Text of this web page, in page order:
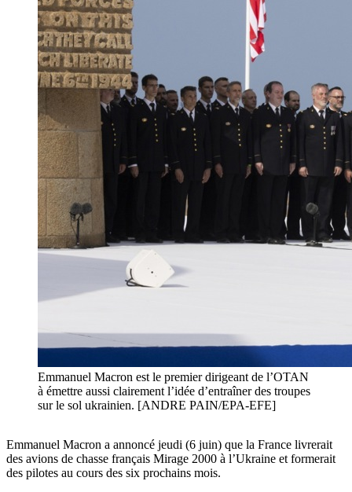
Emmanuel Macron est le premier dirigeant de l’OTAN
à émettre aussi clairement l’idée d’entraîner des troupes
sur le sol ukrainien. [ANDRE PAIN/EPA-EFE]
Emmanuel Macron a annoncé jeudi (6 juin) que la France livrerait
des avions de chasse français Mirage 2000 à l’Ukraine et formerait
des pilotes au cours des six prochains mois.